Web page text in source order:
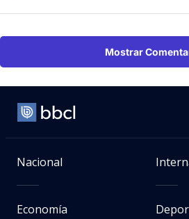
Mostrar
Nacional
Economía